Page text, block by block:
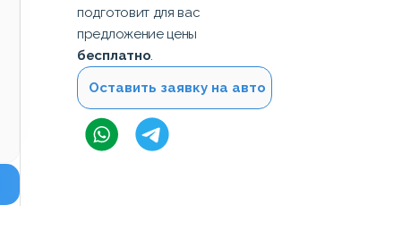
подготовит для вас
предложение цены
бесплатно.
Оставить заявку на авто